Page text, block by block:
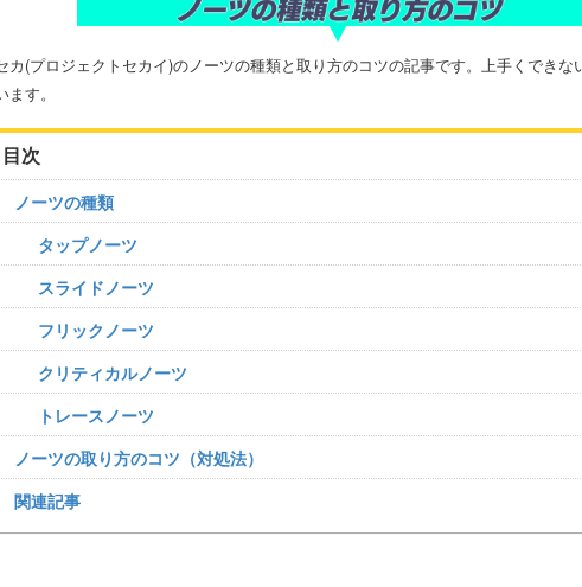
カ(プロジェクトセカイ)のノーツの種類と取り方のコツの記事です。上手くできな
ます。
目次
ノーツの種類
タップノーツ
スライドノーツ
フリックノーツ
クリティカルノーツ
トレースノーツ
ノーツの取り方のコツ（対処法）
関連記事